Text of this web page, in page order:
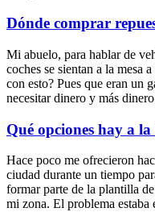
Dónde comprar
Mi abuelo, para hablar de
coches se sientan a la mesa
con esto? Pues que eran un
necesitar dinero y más
Qué opciones hay a
Hace poco me ofrecieron
ciudad durante un tiempo
formar parte de la plantilla
mi zona. El problema estaba